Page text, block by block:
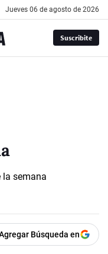
jueves 06 de agosto de 2026
Suscribite
Búsqueda en